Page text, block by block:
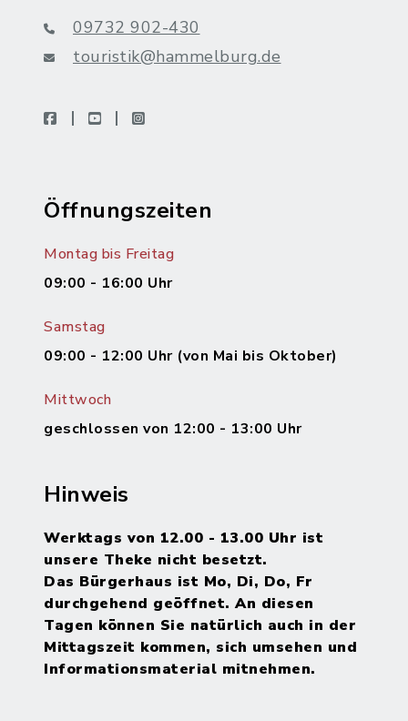
09732 902-430
touristik@hammelburg.de
facebookyoutubeinstagram
Öffnungszeiten
Montag bis Freitag
09:00 - 16:00 Uhr
Samstag
09:00 - 12:00 Uhr (von Mai bis Oktober)
Mittwoch
geschlossen von 12:00 - 13:00 Uhr
Hinweis
Werktags von 12.00 - 13.00 Uhr ist
unsere Theke nicht besetzt.
Das Bürgerhaus ist Mo, Di, Do, Fr
durchgehend geöffnet. An diesen
Tagen können Sie natürlich auch in der
Mittagszeit kommen, sich umsehen und
Informationsmaterial mitnehmen.